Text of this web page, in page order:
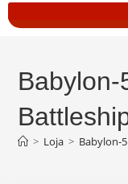
> Loja > Babylon-